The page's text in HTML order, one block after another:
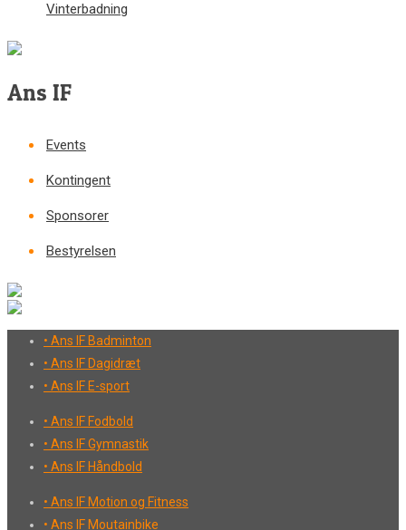
Vinterbadning
Ans IF
Events
Kontingent
Sponsorer
Bestyrelsen
• Ans IF Badminton
• Ans IF Dagidræt
• Ans IF E-sport
• Ans IF Fodbold
• Ans IF Gymnastik
• Ans IF Håndbold
• Ans IF Motion og Fitness
• Ans IF Moutainbike